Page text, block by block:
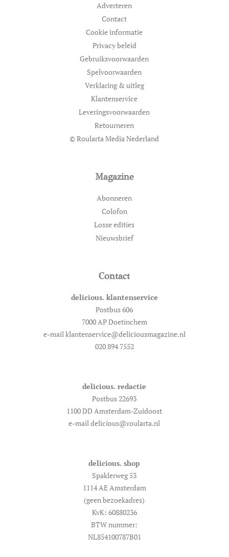
Adverteren
Contact
Cookie informatie
Privacy beleid
Gebruiksvoorwaarden
Spelvoorwaarden
Verklaring & uitleg
Klantenservice
Leveringsvoorwaarden
Retourneren
© Roularta Media Nederland
Magazine
Abonneren
Colofon
Losse edities
Nieuwsbrief
Contact
delicious. klantenservice
Postbus 606
7000 AP Doetinchem
e-mail klantenservice@deliciousmagazine.nl
020 894 7552
delicious. redactie
Postbus 22693
1100 DD Amsterdam-Zuidoost
e-mail delicious@roularta.nl
delicious. shop
Spaklerweg 53
1114 AE Amsterdam
(geen bezoekadres)
KvK: 60880236
BTW nummer:
NL854100787B01